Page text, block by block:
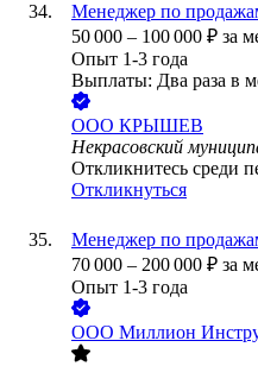
Менеджер по
50 000 – 100 000 ₽ за
Опыт 1-3 года
Выплаты: Два раза в
ООО КРЫШЕВ
Некрасовский
Откликнитесь среди
Откликнуться
Менеджер по
70 000 – 200 000 ₽ за
Опыт 1-3 года
ООО Миллион